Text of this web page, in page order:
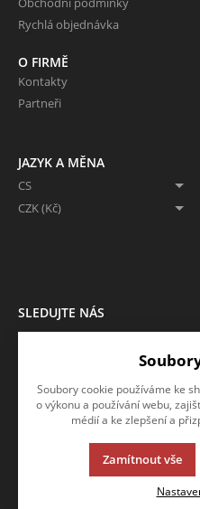
Rychlá objednávka
O FIRMĚ
Kontakty
Partneři
JAZYK A MĚNA
CS
CZK (Kč)
SLEDUJTE NÁS
Tato stránka používá soubory
Soubory cookie používáme ke
o výkonu a používání webu,
médií a ke zlepšení a
Zamítnout vše